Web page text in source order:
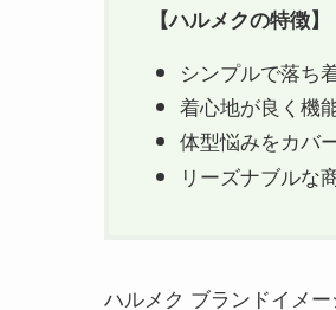
【ハルメクの特徴】
シンプルで落ち
着心地が良く機
体型悩みをカバ
リーズナブルな
ハルメク ブランドイメー